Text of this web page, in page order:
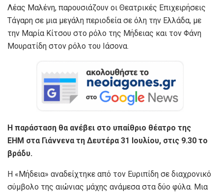
Λέας Μαλένη, παρουσιάζουν οι Θεατρικές Επιχειρήσεις
Τάγαρη σε μια μεγάλη περιοδεία σε όλη την Ελλάδα, με
την Μαρία Κίτσου στο ρόλο της Μήδειας και τον Φάνη
Μουρατίδη στον ρόλο του Ιάσονα.
Η παράσταση θα ανέβει στο υπαίθριο θέατρο της
ΕΗΜ στα Γιάννενα τη Δευτέρα 31 Ιουλίου, στις 9.30 το
βράδυ.
Η «Μήδεια» αναδείχτηκε από τον Ευριπίδη σε διαχρονικό
σύμβολο της αιώνιας μάχης ανάμεσα στα δύο φύλα. Μια